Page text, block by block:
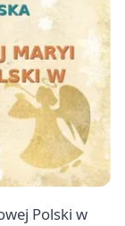
Polski w